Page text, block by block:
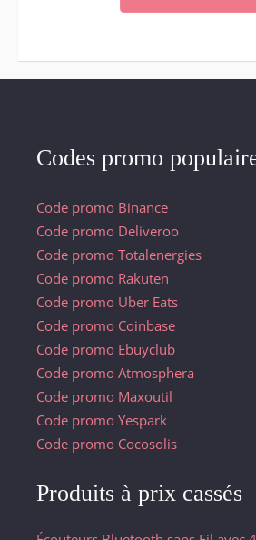
Codes promo
Code promo Binance
Code promo Deliveroo
Code promo Totalenergies
Code promo Rakuten
Code promo Uber Eats
Code promo Coinbase
Code promo Ebuyclub
Code promo Atmosphera
Code promo Maxoutil
Code promo Yespark
Code promo Cocosolis
Produits à prix cassés